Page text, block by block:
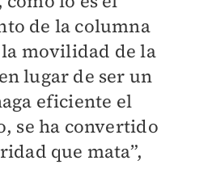
de la columna
movilidad de la
lugar de ser un
eficiente el
se ha convertido
que mata”,